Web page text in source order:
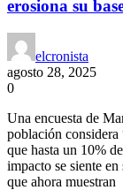
erosiona su
elcronista
agosto 28, 2025
0
Una encuesta de
población considera
que hasta un 10%
impacto se siente
que ahora muestran